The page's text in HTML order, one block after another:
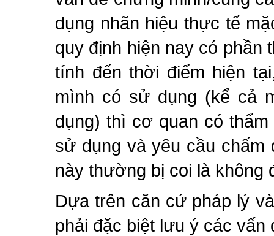
dụng nhãn hiệu thực tế
quy định hiện nay có phần
tính đến thời điểm hiện
mình có sử dụng (kể cả
dụng) thì cơ quan có
sử dụng và yêu cầu
này thường bị coi là không
Dựa trên căn cứ pháp lý
phải đặc biệt lưu ý các vấn